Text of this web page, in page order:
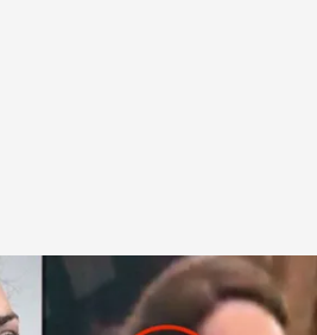
aparición con el príncipe Guillermo